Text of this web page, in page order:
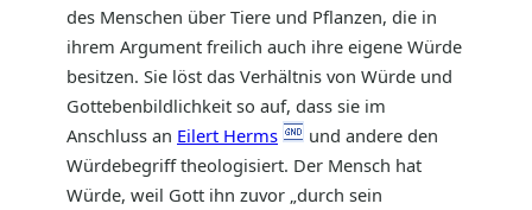
des Menschen über Tiere und Pflanzen, die in
ihrem Argument freilich auch ihre eigene Würde
besitzen. Sie löst das Verhältnis von Würde und
Gottebenbildlichkeit so auf, dass sie im
Anschluss an Eilert Herms
und andere den
Würdebegriff theologisiert. Der Mensch hat
Würde, weil Gott ihn zuvor „durch sein